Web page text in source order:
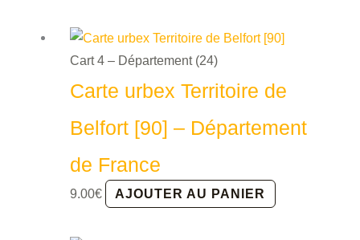
Cart 4 – Département (24)
Carte urbex Territoire de
Belfort [90] – Département
de France
9.00€ AJOUTER AU PANIER